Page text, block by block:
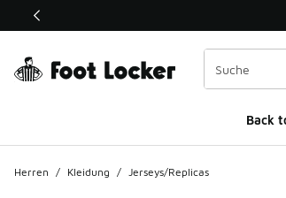
Dieser Link öffnet sich in einem neuen
Back
Herren / Kleidung / Jerseys/Replicas